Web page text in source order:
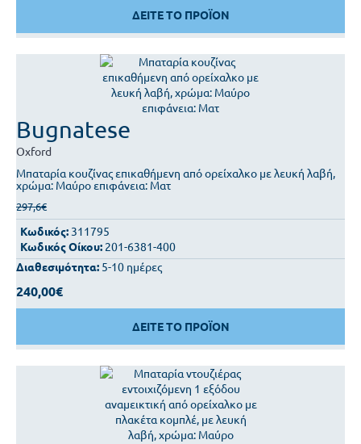
ΔΕΙΤΕ ΤΟ ΠΡΟΪΟΝ
Bugnatese
Oxford
Μπαταρία κουζίνας επικαθήμενη από ορείχαλκο με λευκή λαβή,
χρώμα: Μαύρο επιφάνεια: Ματ
297,6€
Κωδικός: 311795
Κωδικός Οίκου: 201-6381-400
Διαθεσιμότητα: 5-10 ημέρες
240,00€
ΔΕΙΤΕ ΤΟ ΠΡΟΪΟΝ